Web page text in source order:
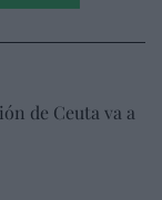
de Ceuta va a